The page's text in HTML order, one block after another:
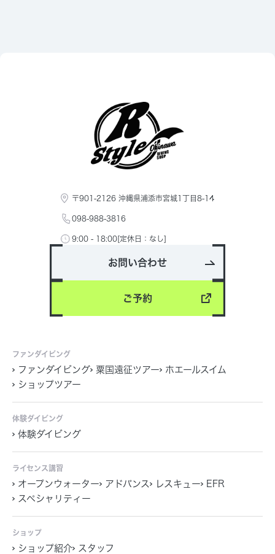
〒901-2126 沖縄県浦添市宮城1丁目8-14
098-988-3816
9:00 - 18:00[定休日：なし]
お問い合わせ
ご予約
ファンダイビング
ファンダイビング 粟国遠征ツアー
ホエールスイム
ショップツアー
体験ダイビング
体験ダイビング
ライセンス講習
オープンウォーター アドバンス レスキュー
EFR
スペシャリティー
ショップ
ショップ紹介 スタッフ